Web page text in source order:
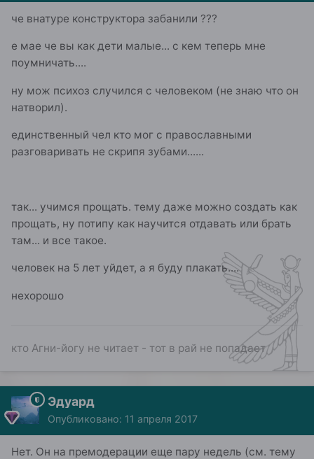
че внатуре конструктора забанили ???
е мае че вы как дети малые... с кем теперь мне
поумничать....
ну мож психоз случился с человеком (не знаю что он
натворил).
единственный чел кто мог с православными
разговаривать не скрипя зубами......
так... учимся прощать. тему даже можно создать как
прощать, ну потипу как научится отдавать или брать
там... и все такое.
человек на 5 лет уйдет, а я буду плакать....
нехорошо
кто Агни-йогу не читает - тот в рай не попадает
Эдуард
Опубликовано: 11 апреля 2017
Нет. Он на премодерации еще пару недель (см. тему